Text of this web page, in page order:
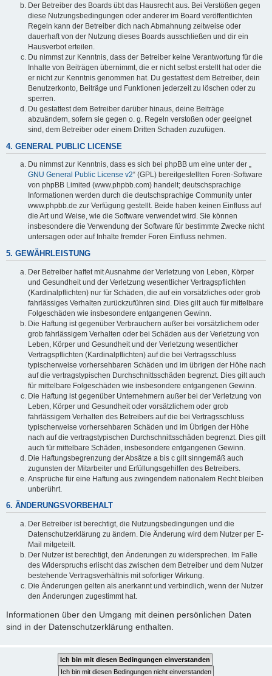
Der Betreiber des Boards übt das Hausrecht aus. Bei Verstößen gegen
diese Nutzungsbedingungen oder anderer im Board veröffentlichten
Regeln kann der Betreiber dich nach Abmahnung zeitweise oder
dauerhaft von der Nutzung dieses Boards ausschließen und dir ein
Hausverbot erteilen.
Du nimmst zur Kenntnis, dass der Betreiber keine Verantwortung für die
Inhalte von Beiträgen übernimmt, die er nicht selbst erstellt hat oder die
er nicht zur Kenntnis genommen hat. Du gestattest dem Betreiber, dein
Benutzerkonto, Beiträge und Funktionen jederzeit zu löschen oder zu
sperren.
Du gestattest dem Betreiber darüber hinaus, deine Beiträge
abzuändern, sofern sie gegen o. g. Regeln verstoßen oder geeignet
sind, dem Betreiber oder einem Dritten Schaden zuzufügen.
4. GENERAL PUBLIC LICENSE
Du nimmst zur Kenntnis, dass es sich bei phpBB um eine unter der „
GNU General Public License v2“ (GPL) bereitgestellten Foren-Software
von phpBB Limited (www.phpbb.com) handelt; deutschsprachige
Informationen werden durch die deutschsprachige Community unter
www.phpbb.de zur Verfügung gestellt. Beide haben keinen Einfluss auf
die Art und Weise, wie die Software verwendet wird. Sie können
insbesondere die Verwendung der Software für bestimmte Zwecke nicht
untersagen oder auf Inhalte fremder Foren Einfluss nehmen.
5. GEWÄHRLEISTUNG
Der Betreiber haftet mit Ausnahme der Verletzung von Leben, Körper
und Gesundheit und der Verletzung wesentlicher Vertragspflichten
(Kardinalpflichten) nur für Schäden, die auf ein vorsätzliches oder grob
fahrlässiges Verhalten zurückzuführen sind. Dies gilt auch für mittelbare
Folgeschäden wie insbesondere entgangenen Gewinn.
Die Haftung ist gegenüber Verbrauchern außer bei vorsätzlichem oder
grob fahrlässigem Verhalten oder bei Schäden aus der Verletzung von
Leben, Körper und Gesundheit und der Verletzung wesentlicher
Vertragspflichten (Kardinalpflichten) auf die bei Vertragsschluss
typischerweise vorhersehbaren Schäden und im übrigen der Höhe nach
auf die vertragstypischen Durchschnittsschäden begrenzt. Dies gilt auch
für mittelbare Folgeschäden wie insbesondere entgangenen Gewinn.
Die Haftung ist gegenüber Unternehmern außer bei der Verletzung von
Leben, Körper und Gesundheit oder vorsätzlichem oder grob
fahrlässigem Verhalten des Betreibers auf die bei Vertragsschluss
typischerweise vorhersehbaren Schäden und im Übrigen der Höhe
nach auf die vertragstypischen Durchschnittsschäden begrenzt. Dies gilt
auch für mittelbare Schäden, insbesondere entgangenen Gewinn.
Die Haftungsbegrenzung der Absätze a bis c gilt sinngemäß auch
zugunsten der Mitarbeiter und Erfüllungsgehilfen des Betreibers.
Ansprüche für eine Haftung aus zwingendem nationalem Recht bleiben
unberührt.
6. ÄNDERUNGSVORBEHALT
Der Betreiber ist berechtigt, die Nutzungsbedingungen und die
Datenschutzerklärung zu ändern. Die Änderung wird dem Nutzer per E-
Mail mitgeteilt.
Der Nutzer ist berechtigt, den Änderungen zu widersprechen. Im Falle
des Widerspruchs erlischt das zwischen dem Betreiber und dem Nutzer
bestehende Vertragsverhältnis mit sofortiger Wirkung.
Die Änderungen gelten als anerkannt und verbindlich, wenn der Nutzer
den Änderungen zugestimmt hat.
Informationen über den Umgang mit deinen persönlichen Daten
sind in der Datenschutzerklärung enthalten.